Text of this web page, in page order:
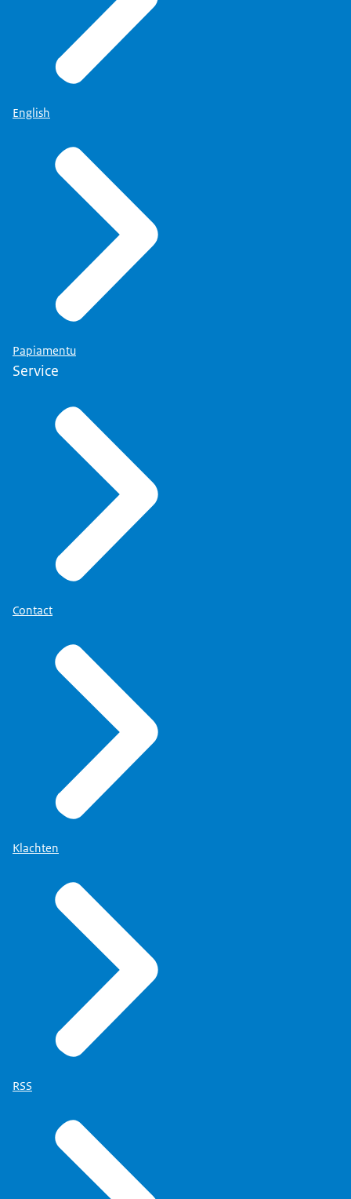
English
Papiamentu
Service
Contact
Klachten
RSS